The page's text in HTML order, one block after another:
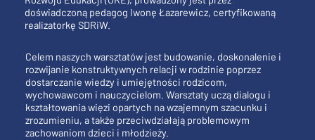
doświadczoną pedagog Iwonę Łazarewicz, certyfikowaną
realizatorkę SDRiW.
Celem naszych warsztatów jest budowanie, doskonalenie i
rozwijanie konstruktywnych relacji w rodzinie poprzez
dostarczanie wiedzy i umiejętności rodzicom,
wychowawcom i nauczycielom. Warsztaty uczą dialogu i
kształtowania więzi opartych na wzajemnym szacunku i
zrozumieniu, a także przeciwdziałają problemowym
zachowaniom dzieci i młodzieży.